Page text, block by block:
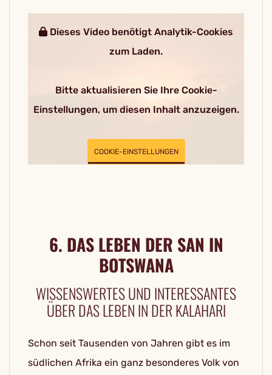
Dieses Video benötigt Analytik-Cookies
zum Laden.
Bitte aktualisieren Sie Ihre Cookie-
Einstellungen, um diesen Inhalt anzuzeigen.
COOKIE-EINSTELLUNGEN
6. DAS LEBEN DER SAN IN
BOTSWANA
WISSENSWERTES UND INTERESSANTES
ÜBER DAS LEBEN IN DER KALAHARI
Schon seit Tausenden von Jahren gibt es im
südlichen Afrika ein ganz besonderes Volk von